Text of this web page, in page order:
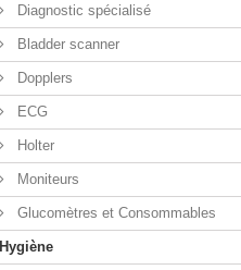
Diagnostic spécialisé
Bladder scanner
Dopplers
ECG
Holter
Moniteurs
Glucomètres et Consommables
Hygiène